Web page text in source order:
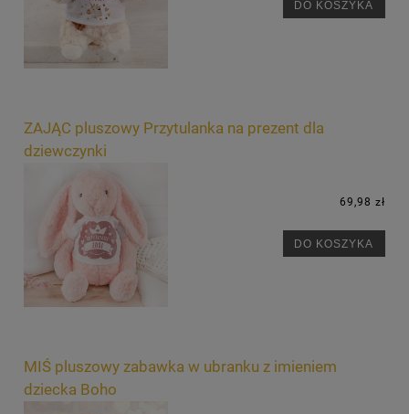
DO KOSZYKA
ZAJĄC pluszowy Przytulanka na prezent dla
dziewczynki
69,98 zł
DO KOSZYKA
MIŚ pluszowy zabawka w ubranku z imieniem
dziecka Boho